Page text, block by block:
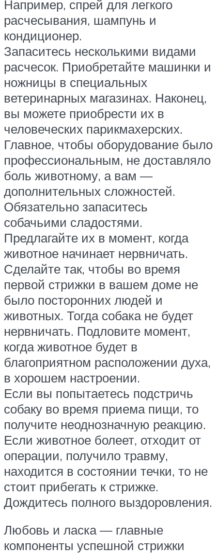
Например, спрей для легкого
расчесывания, шампунь и
кондиционер.
Запаситесь несколькими видами
расчесок. Приобретайте машинки и
ножницы в специальных
ветеринарных магазинах. Наконец,
вы можете приобрести их в
человеческих парикмахерских.
Главное, чтобы оборудование было
профессиональным, не доставляло
боль животному, а вам —
дополнительных сложностей.
Обязательно запаситесь
собачьими сладостями.
Предлагайте их в момент, когда
животное начинает нервничать.
Сделайте так, чтобы во время
первой стрижки в вашем доме не
было посторонних людей и
животных. Тогда собака не будет
нервничать. Подловите момент,
когда животное будет в
благоприятном расположении духа,
в хорошем настроении.
Если вы попытаетесь подстричь
собаку во время приема пищи, то
получите неоднозначную реакцию.
Если животное болеет, отходит от
операции, получило травму,
находится в состоянии течки, то не
стоит прибегать к стрижке.
Дождитесь полного выздоровления.
Любовь и ласка — главные
компоненты успешной стрижки